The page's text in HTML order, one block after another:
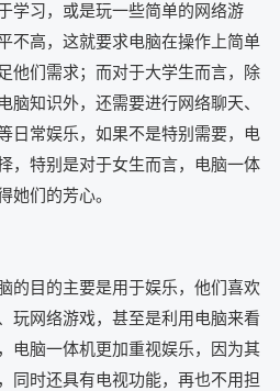
学习，或是玩一些简单的网络游
不高，这就要求电脑在操作上简单
他们需求；而对于大学生而言，除
脑知识外，还需要进行网络聊天、
日常娱乐，如果不是特别需要，电
，特别是对于女生而言，电脑一体
她们的芳心。
的目的主要是用于娱乐，他们喜欢
玩网络游戏，甚至是利用电脑来看
电脑一体机更加重视娱乐，因为其
同时还具有电视功能，再也不用担